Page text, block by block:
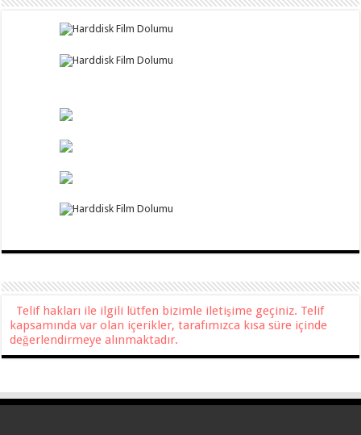
Telif hakları ile ilgili lütfen bizimle iletişime geçiniz. Telif
kapsamında var olan içerikler, tarafımızca kısa süre içinde
değerlendirmeye alınmaktadır.